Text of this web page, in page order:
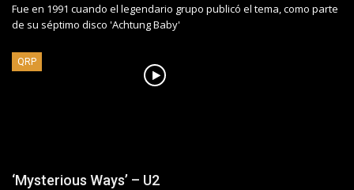
Fue en 1991 cuando el legendario grupo publicó el tema, como parte
de su séptimo disco 'Achtung Baby'
QRP
‘Mysterious Ways’ – U2